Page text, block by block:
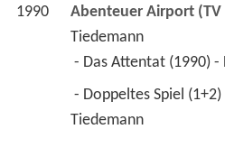
1990 Abenteuer Airport (TV
Tiedemann
- Das Attentat (1990)
Tiedemann